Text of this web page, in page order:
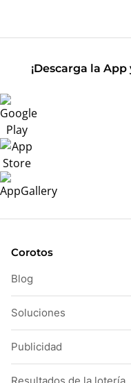
¡Descarga la
Corotos
Blog
Soluciones
Publicidad